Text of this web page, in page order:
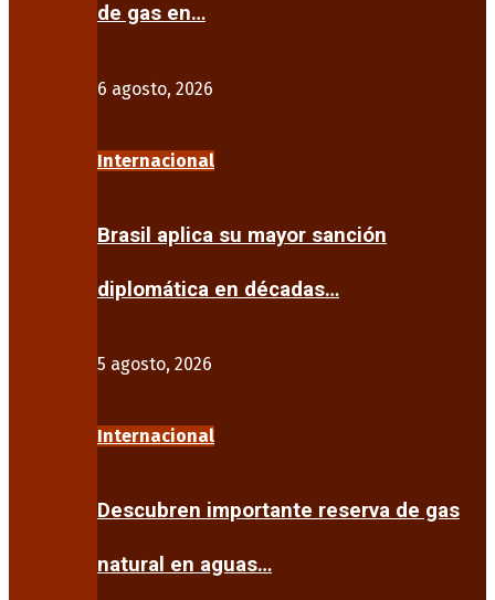
de gas en…
6 agosto, 2026
Internacional
Brasil aplica su mayor sanción
diplomática en décadas…
5 agosto, 2026
Internacional
Descubren importante reserva de gas
natural en aguas…